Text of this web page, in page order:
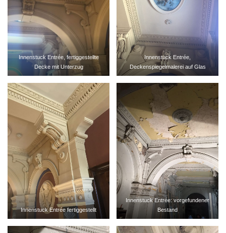
Innenstuck Entrée, fertiggestellte
Decke mit Unterzug
Innenstuck Entrée,
Deckenspiegelmalerei auf Glas
Innenstuck Entrée fertiggestellt
Innenstuck Entrée: vorgefundener
Bestand